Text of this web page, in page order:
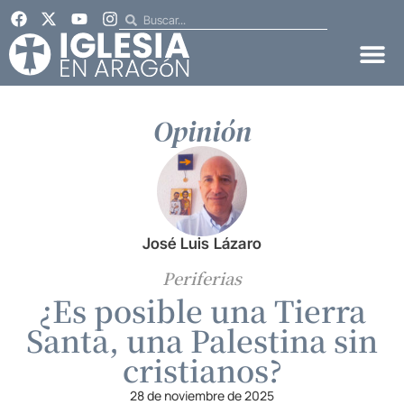
Opinión
José Luis Lázaro
Periferias
¿Es posible una Tierra
Santa, una Palestina sin
cristianos?
28 de noviembre de 2025